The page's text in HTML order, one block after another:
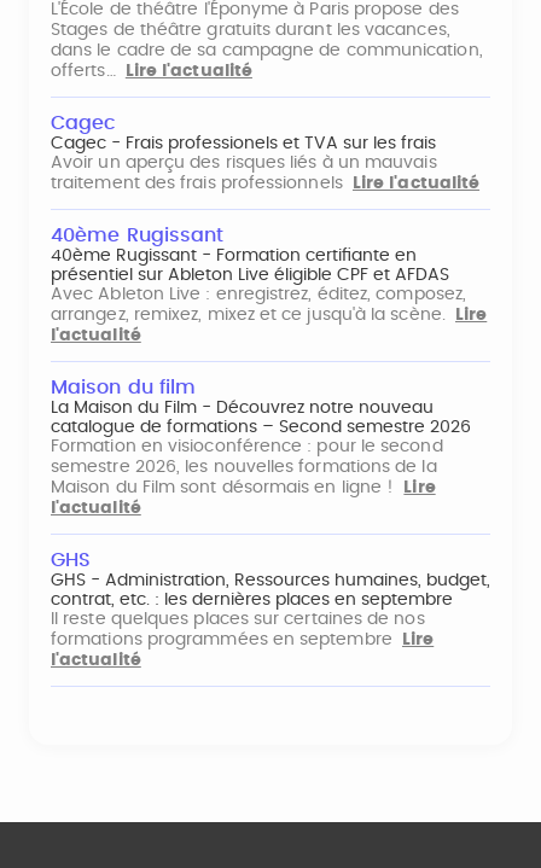
L'École de théâtre l'Éponyme à Paris propose des
Stages de théâtre gratuits durant les vacances,
dans le cadre de sa campagne de communication,
offerts…
Lire l'actualité
Cagec
Cagec - Frais professionels et TVA sur les frais
Avoir un aperçu des risques liés à un mauvais
traitement des frais professionnels
Lire l'actualité
40ème Rugissant
40ème Rugissant - Formation certifiante en
présentiel sur Ableton Live éligible CPF et AFDAS
Avec Ableton Live : enregistrez, éditez, composez,
arrangez, remixez, mixez et ce jusqu'à la scène.
Lire
l'actualité
Maison du film
La Maison du Film - Découvrez notre nouveau
catalogue de formations – Second semestre 2026
Formation en visioconférence : pour le second
semestre 2026, les nouvelles formations de la
Maison du Film sont désormais en ligne !
Lire
l'actualité
GHS
GHS - Administration, Ressources humaines, budget,
contrat, etc. : les dernières places en septembre
Il reste quelques places sur certaines de nos
formations programmées en septembre
Lire
l'actualité